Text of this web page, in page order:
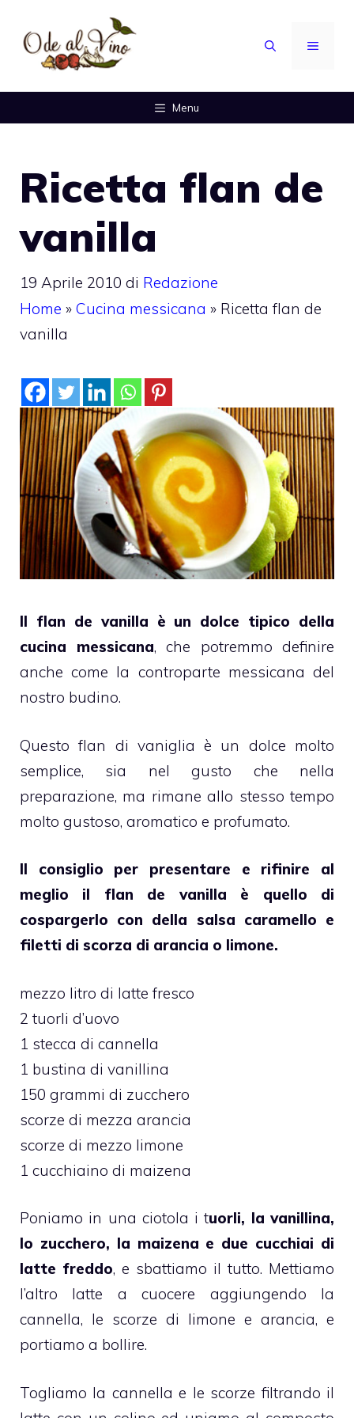
contenuto
MENU
Menu
Ricetta flan de
vanilla
19 Aprile 2010 di Redazione
Home » Cucina messicana » Ricetta flan de
vanilla
Il flan de vanilla è un dolce tipico della
cucina messicana, che potremmo definire
anche come la controparte messicana del
nostro budino.
Questo flan di vaniglia è un dolce molto
semplice, sia nel gusto che nella
preparazione, ma rimane allo stesso tempo
molto gustoso, aromatico e profumato.
Il consiglio per presentare e rifinire al
meglio il flan de vanilla è quello di
cospargerlo con della salsa caramello e
filetti di scorza di arancia o limone.
mezzo litro di latte fresco
2 tuorli d’uovo
1 stecca di cannella
1 bustina di vanillina
150 grammi di zucchero
scorze di mezza arancia
scorze di mezzo limone
1 cucchiaino di maizena
Poniamo in una ciotola i tuorli, la vanillina,
lo zucchero, la maizena e due cucchiai di
latte freddo, e sbattiamo il tutto. Mettiamo
l’altro latte a cuocere aggiungendo la
cannella, le scorze di limone e arancia, e
portiamo a bollire.
Togliamo la cannella e le scorze filtrando il